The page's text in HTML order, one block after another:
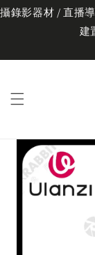
攝錄影器材 / 直播
建